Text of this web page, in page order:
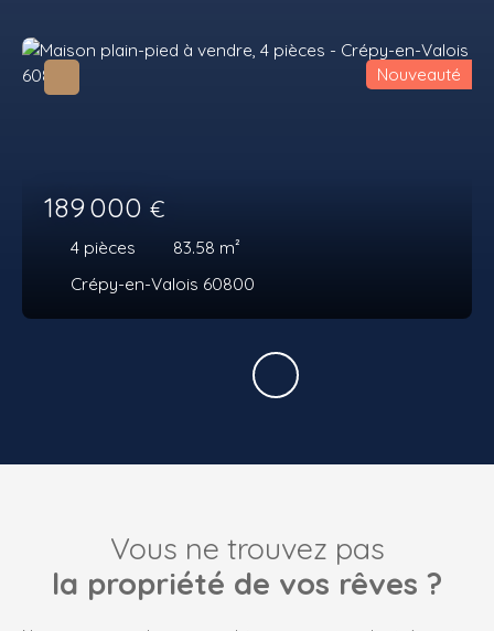
189 000 €
4 pièces 83.58 m²
Crépy-en-Valois 60800
Nouveauté
Vous ne trouvez pas
la propriété de vos rêves ?